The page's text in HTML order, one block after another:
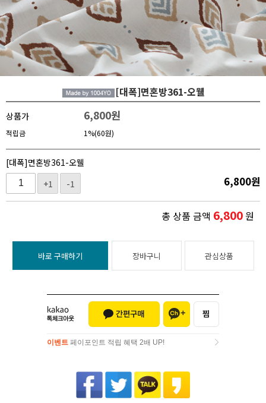
[대폭]면혼방361-오웰
상품가 6,800원
적립금 1%(60원)
[대폭]면혼방361-오웰
+1
-1 6,800원
총 상품 금액 6,800원
바로 구매하기 장바구니 관심상품
이벤트 페이포인트 적립 혜택 2배 UP!